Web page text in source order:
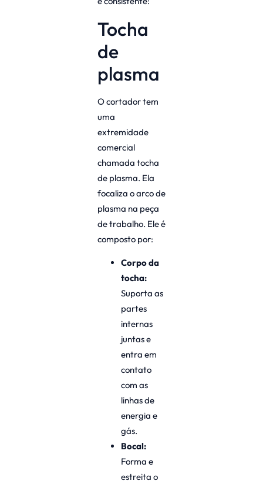
Tocha
de
plasma
O cortador tem
uma
extremidade
comercial
chamada tocha
de plasma. Ela
focaliza o arco de
plasma na peça
de trabalho. Ele é
composto por:
Corpo da
tocha:
Suporta as
partes
internas
juntas e
entra em
contato
com as
linhas de
energia e
gás.
Bocal:
Forma e
estreita o